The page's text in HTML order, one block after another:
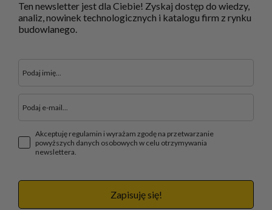
Ten newsletter jest dla Ciebie! Zyskaj dostęp do wiedzy,
analiz, nowinek technologicznych i katalogu firm z rynku
budowlanego.
Akceptuję regulamin i wyrażam zgodę na przetwarzanie
powyższych danych osobowych w celu otrzymywania
newslettera.
Zapisuję się!